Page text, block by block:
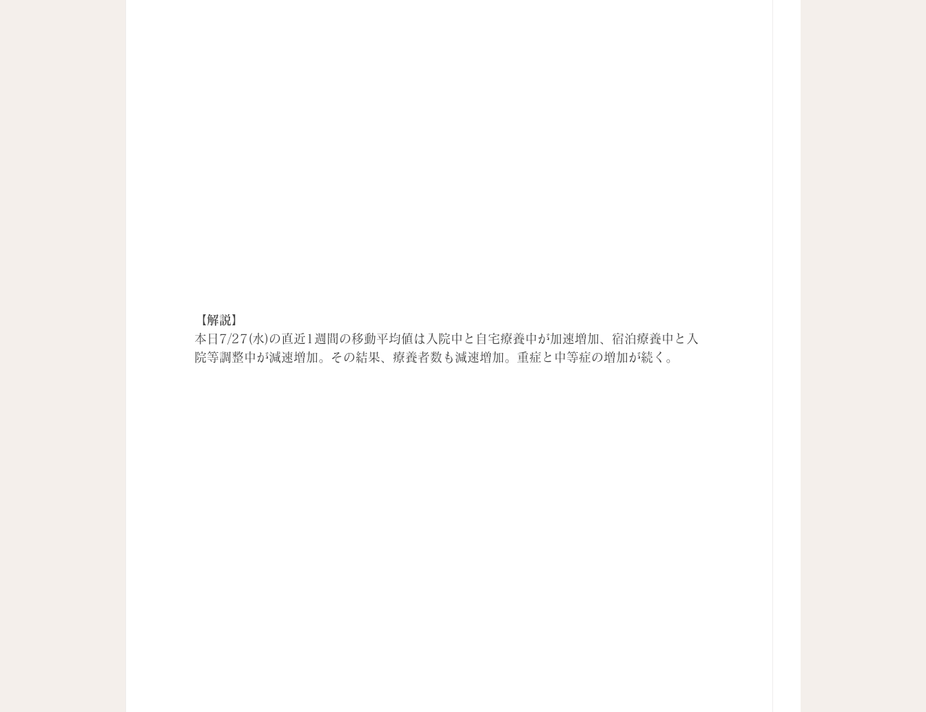
【解説】
本日7/27(水)の直近1週間の移動平均値は入院中と自宅療養中が加速増加、宿泊療養中と入
院等調整中が減速増加。その結果、療養者数も減速増加。重症と中等症の増加が続く。